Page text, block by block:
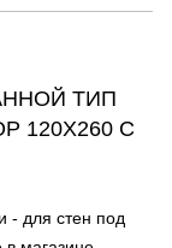
ТИП
120Х260 С
- для стен под